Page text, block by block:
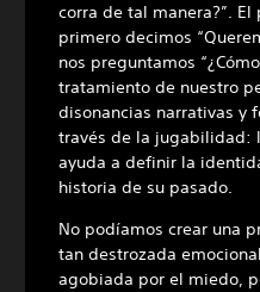
corra de tal manera?”.
primero decimos
nos preguntamos
tratamiento de nuestro
disonancias narrativas y
través de la jugabilidad:
ayuda a definir la
historia de su pasado.
No podíamos crear una
tan destrozada
agobiada por el miedo,